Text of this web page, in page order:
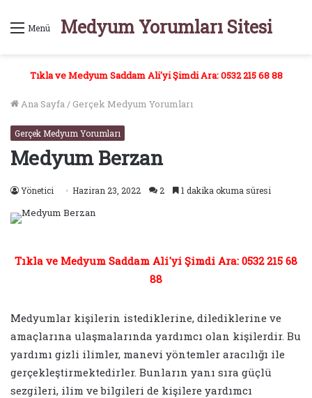
Menü Medyum Yorumları Sitesi
Tıkla ve Medyum Saddam Ali'yi Şimdi Ara: 0532 215 68 88
Ana Sayfa/ Gerçek Medyum Yorumları
Gerçek Medyum Yorumları
Medyum Berzan
Yönetici Haziran 23, 2022 2 1 dakika okuma süresi
Tıkla ve Medyum Saddam Ali'yi Şimdi Ara: 0532 215 68
88
Medyumlar kişilerin istediklerine, dilediklerine ve
amaçlarına ulaşmalarında yardımcı olan kişilerdir. Bu
yardımı gizli ilimler, manevi yöntemler aracılığı ile
gerçekleştirmektedirler. Bunların yanı sıra güçlü
sezgileri, ilim ve bilgileri de kişilere yardımcı